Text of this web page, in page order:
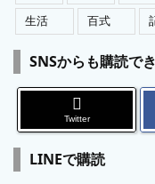
生活
百式
SNSからも購読で
Twitter
LINEで購読